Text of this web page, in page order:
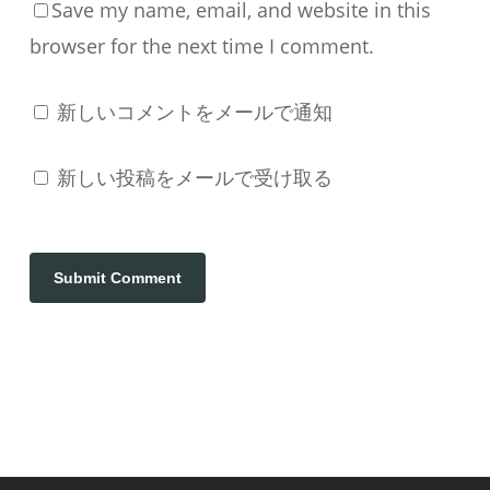
Save my name, email, and website in this
browser for the next time I comment.
新しいコメントをメールで通知
新しい投稿をメールで受け取る